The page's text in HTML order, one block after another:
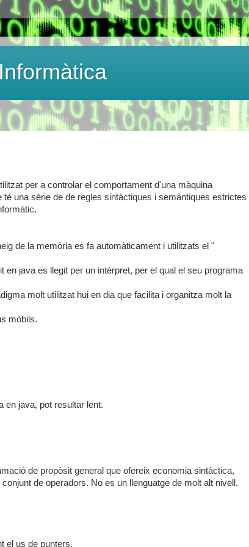
per a controlar el comportament d'una màquina
té una sèrie de de regles sintàctiques i semàntiques estrictes
de la memòria es fa automàticament i utilitzats el "
en java es llegit per un intèrpret, per el qual el seu programa
molt utilitzat hui en dia que facilita i organitza molt la
mòbils.
en java, pot resultar lent.
de propòsit general que ofereix economia sintàctica,
de operadors. No es un llenguatge de molt alt nivell,
el us de punters.